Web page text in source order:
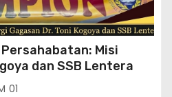
Misi
dan SSB Lentera
01